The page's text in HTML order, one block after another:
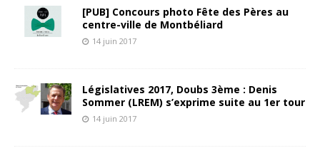
[PUB] Concours photo Fête des Pères au
centre-ville de Montbéliard
14 juin 2017
Législatives 2017, Doubs 3ème : Denis
Sommer (LREM) s’exprime suite au 1er tour
14 juin 2017